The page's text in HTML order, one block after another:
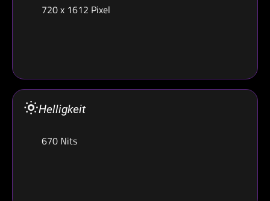
720 x 1612 Pixel
Helligkeit
670 Nits